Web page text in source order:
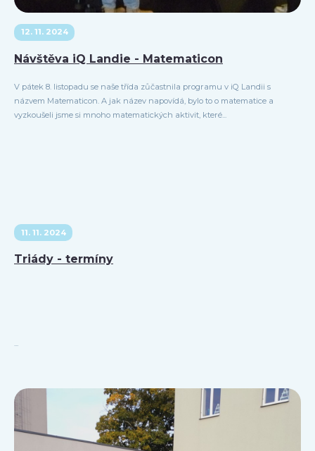
12. 11. 2024
Návštěva iQ Landie - Matematicon
V pátek 8. listopadu se naše třída zůčastnila programu v iQ Landii s
názvem Matematicon. A jak název napovídá, bylo to o matematice a
vyzkoušeli jsme si mnoho matematických aktivit, které...
11. 11. 2024
Triády - termíny
...